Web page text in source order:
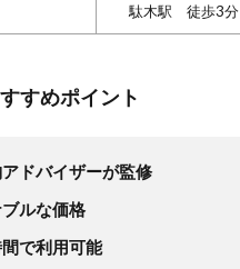
駄木駅 徒歩3分
すめポイント
ドバイザーが監修
ルな価格
で利用可能